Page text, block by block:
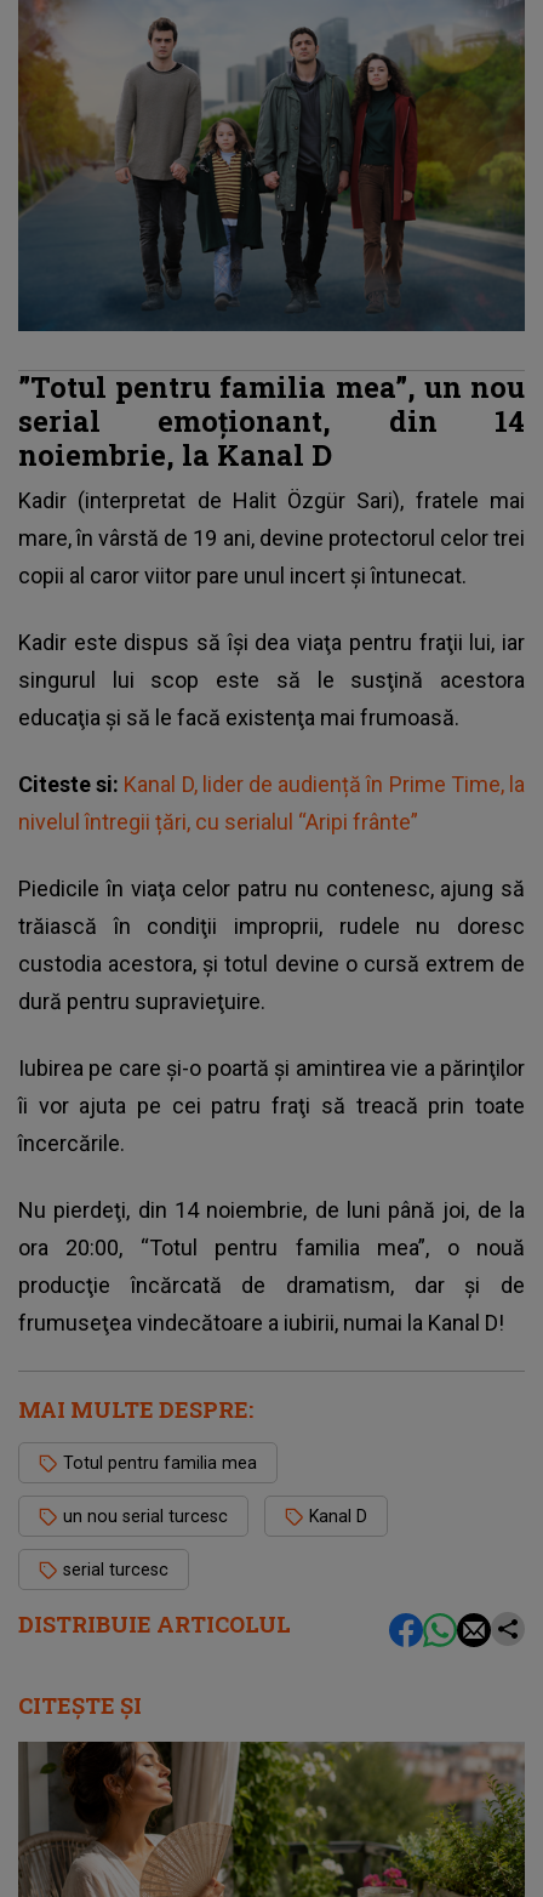
DISTRIBUIE ARTICOLUL
”Totul pentru familia mea”, un nou
serial emoţionant, din 14
noiembrie, la Kanal D
Kadir (interpretat de Halit Özgür Sari), fratele mai
mare, în vârstă de 19 ani, devine protectorul celor trei
copii al caror viitor pare unul incert şi întunecat.
Kadir este dispus să îşi dea viaţa pentru fraţii lui, iar
singurul lui scop este să le susţină acestora
educaţia şi să le facă existenţa mai frumoasă.
Citeste si: Kanal D, lider de audiență în Prime Time, la
nivelul întregii țări, cu serialul “Aripi frânte”
Piedicile în viaţa celor patru nu contenesc, ajung să
trăiască în condiţii improprii, rudele nu doresc
custodia acestora, şi totul devine o cursă extrem de
dură pentru supravieţuire.
Iubirea pe care şi-o poartă şi amintirea vie a părinţilor
îi vor ajuta pe cei patru fraţi să treacă prin toate
încercările.
Nu pierdeţi, din 14 noiembrie, de luni până joi, de la
ora 20:00, “Totul pentru familia mea”, o nouă
producţie încărcată de dramatism, dar şi de
frumuseţea vindecătoare a iubirii, numai la Kanal D!
MAI MULTE DESPRE:
Totul pentru familia mea
un nou serial turcesc Kanal D
serial turcesc
CITEȘTE ȘI